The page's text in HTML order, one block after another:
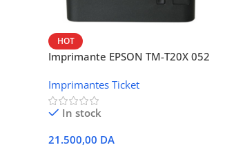
HOT
Imprimante EPSON TM-T20X 052
Imprimantes Ticket
In stock
21.500,00 DA